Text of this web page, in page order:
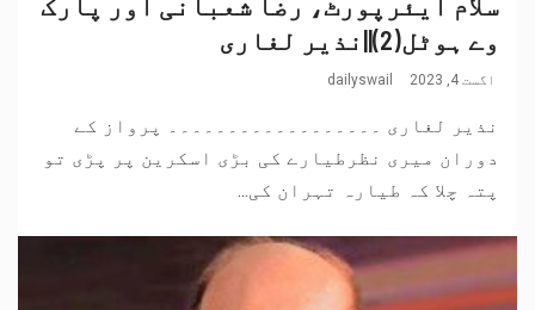
وے ہوٹل(2)||نذیر لغاری
اگست 4, 2023 dailyswail
نذیر لغاری ۔۔۔۔۔۔۔۔۔۔۔۔۔۔۔۔۔۔ پرواز کے
دوران میری نظرطیارے کی بڑی اسکرین پر پڑی تو
پتہ چلا کہ طیارہ تہران کی...